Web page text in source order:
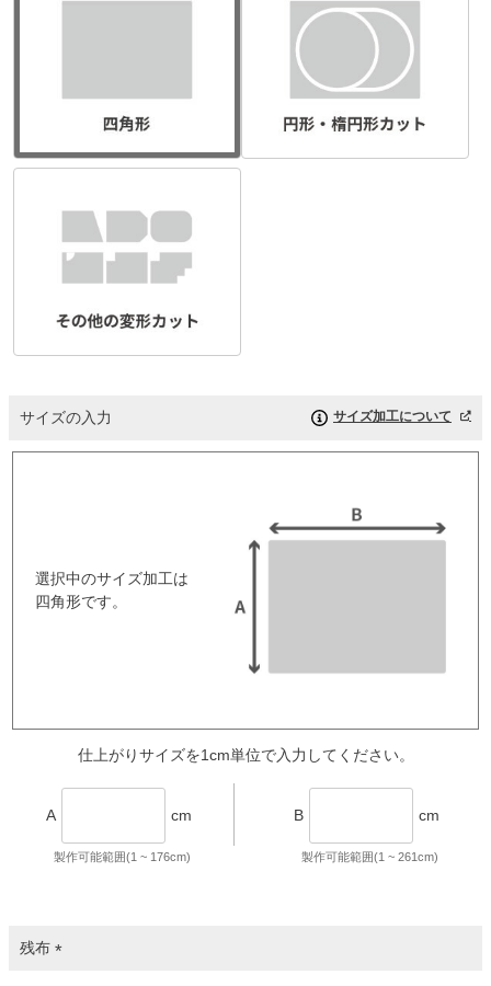
サイズの入力 サイズ加工について
選択中のサイズ加工は
四角形です。
仕上がりサイズを1cm単位で入力してください。
A cm
製作可能範囲(1 ~ 176cm)
B cm
製作可能範囲(1 ~ 261cm)
残布